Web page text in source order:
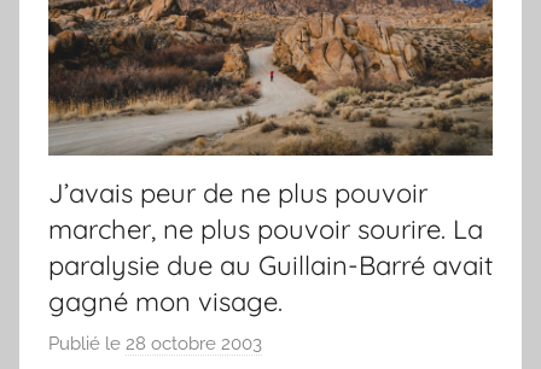
J’avais peur de ne plus pouvoir
marcher, ne plus pouvoir sourire. La
paralysie due au Guillain-Barré avait
gagné mon visage.
Publié le 28 octobre 2003